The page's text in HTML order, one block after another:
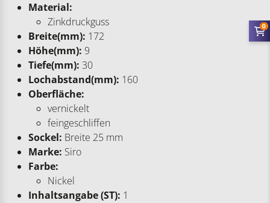
Material:
Zinkdruckguss
Breite(mm): 172
Höhe(mm): 9
Tiefe(mm): 30
Lochabstand(mm): 160
Oberfläche:
vernickelt
feingeschliffen
Sockel: Breite 25 mm
Marke: Siro
Farbe:
Nickel
Inhaltsangabe (ST): 1
0